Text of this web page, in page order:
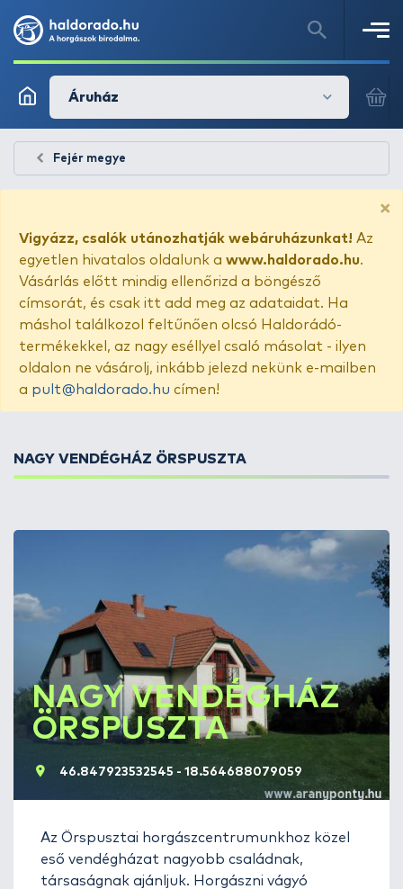
Áruház
Fejér megye
×
Vigyázz, csalók utánozhatják webáruházunkat! Az
egyetlen hivatalos oldalunk a www.haldorado.hu.
Vásárlás előtt mindig ellenőrizd a böngésző
címsorát, és csak itt add meg az adataidat. Ha
máshol találkozol feltűnően olcsó Haldorádó-
termékekkel, az nagy eséllyel csaló másolat - ilyen
oldalon ne vásárolj, inkább jelezd nekünk e-mailben
a pult@haldorado.hu címen!
NAGY VENDÉGHÁZ ÖRSPUSZTA
NAGY VENDÉGHÁZ
ÖRSPUSZTA
46.847923532545 - 18.564688079059
Az Örspusztai horgászcentrumunkhoz közel
eső vendégházat nagyobb családnak,
társaságnak ajánljuk. Horgászni vágyó